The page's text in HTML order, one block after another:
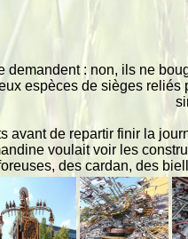
demandent : non, ils ne
espèces de sièges reliés
avant de repartir finir la
voulait voir les
des cardan, des